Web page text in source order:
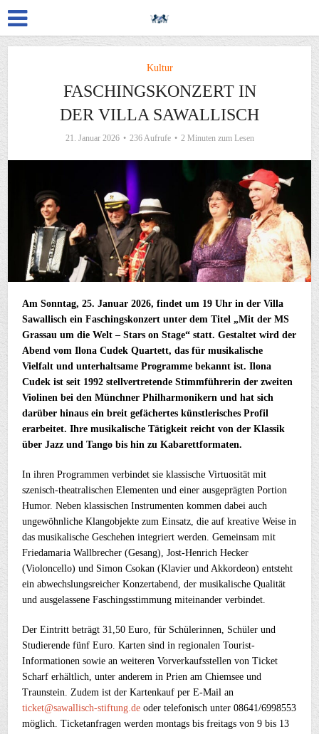
Kultur
FASCHINGSKONZERT IN
DER VILLA SAWALLISCH
21. Januar 2026 236 Aufrufe 2 Minuten zum Lesen
Am Sonntag, 25. Januar 2026, findet um 19 Uhr in der Villa
Sawallisch ein Faschingskonzert unter dem Titel „Mit der MS
Grassau um die Welt – Stars on Stage“ statt. Gestaltet wird der
Abend vom Ilona Cudek Quartett, das für musikalische
Vielfalt und unterhaltsame Programme bekannt ist. Ilona
Cudek ist seit 1992 stellvertretende Stimmführerin der zweiten
Violinen bei den Münchner Philharmonikern und hat sich
darüber hinaus ein breit gefächertes künstlerisches Profil
erarbeitet. Ihre musikalische Tätigkeit reicht von der Klassik
über Jazz und Tango bis hin zu Kabarettformaten.
In ihren Programmen verbindet sie klassische Virtuosität mit
szenisch-theatralischen Elementen und einer ausgeprägten Portion
Humor. Neben klassischen Instrumenten kommen dabei auch
ungewöhnliche Klangobjekte zum Einsatz, die auf kreative Weise in
das musikalische Geschehen integriert werden. Gemeinsam mit
Friedamaria Wallbrecher (Gesang), Jost-Henrich Hecker
(Violoncello) und Simon Csokan (Klavier und Akkordeon) entsteht
ein abwechslungsreicher Konzertabend, der musikalische Qualität
und ausgelassene Faschingsstimmung miteinander verbindet.
Der Eintritt beträgt 31,50 Euro, für Schülerinnen, Schüler und
Studierende fünf Euro. Karten sind in regionalen Tourist-
Informationen sowie an weiteren Vorverkaufsstellen von Ticket
Scharf erhältlich, unter anderem in Prien am Chiemsee und
Traunstein. Zudem ist der Kartenkauf per E-Mail an
ticket@sawallisch-stiftung.de oder telefonisch unter 08641/6998553
möglich. Ticketanfragen werden montags bis freitags von 9 bis 13